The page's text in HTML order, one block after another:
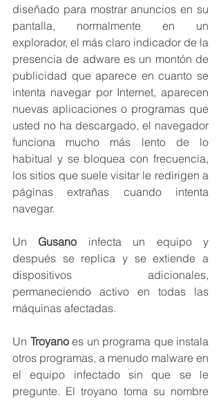
diseñado para mostrar anuncios en su
pantalla, normalmente en un
explorador, el más claro indicador de la
presencia de adware es un montón de
publicidad que aparece en cuanto se
intenta navegar por Internet, aparecen
nuevas aplicaciones o programas que
usted no ha descargado, el navegador
funciona mucho más lento de lo
habitual y se bloquea con frecuencia,
los sitios que suele visitar le redirigen a
páginas extrañas cuando intenta
navegar.
Un Gusano infecta un equipo y
después se replica y se extiende a
dispositivos adicionales,
permaneciendo activo en todas las
máquinas afectadas.
Un Troyano es un programa que instala
otros programas, a menudo malware en
el equipo infectado sin que se le
pregunte. El troyano toma su nombre